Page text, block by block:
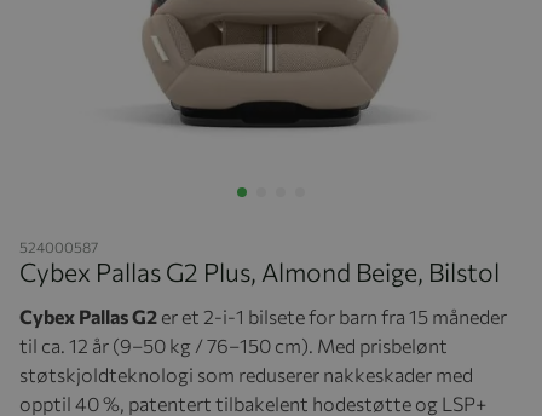
524000587
Cybex Pallas G2 Plus, Almond Beige, Bilstol
Cybex Pallas G2 er et 2-i-1 bilsete for barn fra 15 måneder
til ca. 12 år (9–50 kg / 76–150 cm). Med prisbelønt
støtskjoldteknologi som reduserer nakkeskader med
opptil 40 %, patentert tilbakelent hodestøtte og LSP+